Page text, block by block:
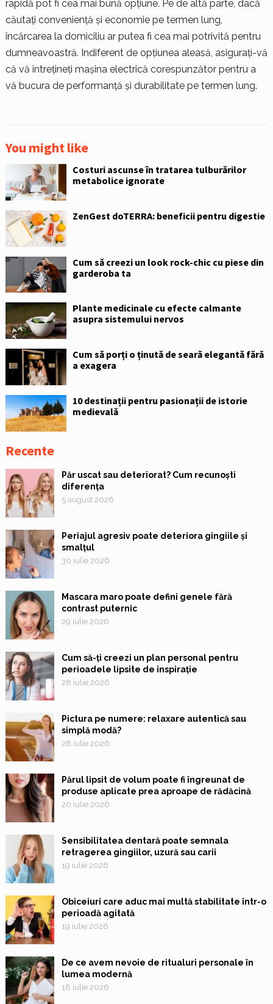
rapidă pot fi cea mai bună opțiune. Pe de altă parte, dacă
căutați conveniență și economie pe termen lung,
încărcarea la domiciliu ar putea fi cea mai potrivită pentru
dumneavoastră. Indiferent de opțiunea aleasă, asigurați-vă
că vă întrețineți mașina electrică corespunzător pentru a
vă bucura de performanță și durabilitate pe termen lung.
You might like
Costuri ascunse în tratarea tulburărilor
metabolice ignorate
ZenGest doTERRA: beneficii pentru digestie
Cum să creezi un look rock-chic cu piese din
garderoba ta
Plante medicinale cu efecte calmante
asupra sistemului nervos
Cum să porți o ținută de seară elegantă fără
a exagera
10 destinații pentru pasionații de istorie
medievală
Recente
Păr uscat sau deteriorat? Cum recunoști
diferența
5 august 2026
Periajul agresiv poate deteriora gingiile și
smalțul
30 iulie 2026
Mascara maro poate defini genele fără
contrast puternic
29 iulie 2026
Cum să-ți creezi un plan personal pentru
perioadele lipsite de inspirație
28 iulie 2026
Pictura pe numere: relaxare autentică sau
simplă modă?
28 iulie 2026
Părul lipsit de volum poate fi îngreunat de
produse aplicate prea aproape de rădăcină
20 iulie 2026
Sensibilitatea dentară poate semnala
retragerea gingiilor, uzură sau carii
19 iulie 2026
Obiceiuri care aduc mai multă stabilitate într-o
perioadă agitată
19 iulie 2026
De ce avem nevoie de ritualuri personale în
lumea modernă
18 iulie 2026